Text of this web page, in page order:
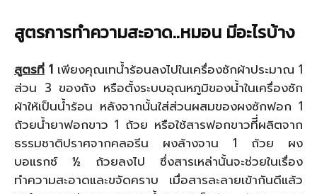
สูตรการทำความสะอาด..หมอน มีอะไรบ้าง
สูตรที่ 1 เพียงคุณเทน้ำร้อนลงไปในเครื่องซักผ้าประมาณ 1
ส่วน 3 ของถัง หรือตั้งระบบอุณหภูมิของน้ำในเครื่องซัก
ผ้าให้เป็นน้ำร้อน หลังจากนั้นใส่ส่วนผสมของผงซักฟอก 1
ถ้วยน้ำยาฟอกขาว 1 ถ้วย หรือใช้สารฟอกขาวทีี่ผลิตจาก
ธรรมชาติปราศจากคลอรีน ผงล้างจาน 1 ถ้วย ผง
บอแรกซ์ ½ ถ้วยลงไป ซึ่งสารเหล่านั้นจะช่วยในเรื่อง
ทำความสะอาดและขจัดคราบ เมื่อสารละลายเข้ากันดีแล้ว